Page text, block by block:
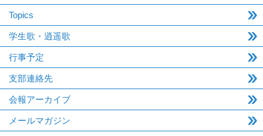
Topics
学生歌・逍遥歌
行事予定
支部連絡先
会報アーカイブ
メールマガジン